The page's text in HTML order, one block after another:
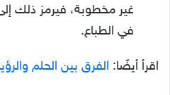
غير مخطوبة، فيرمز ذلك
في الطباع.
اقرأ أيضًا: الفرق بين الحلم